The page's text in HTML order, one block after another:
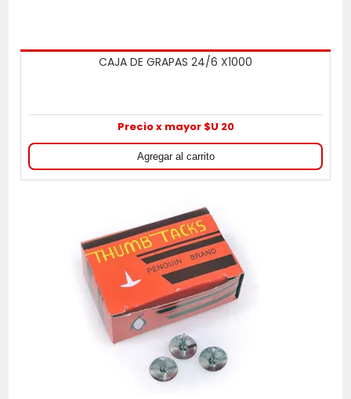
CAJA DE GRAPAS 24/6 X1000
Precio x mayor $U 20